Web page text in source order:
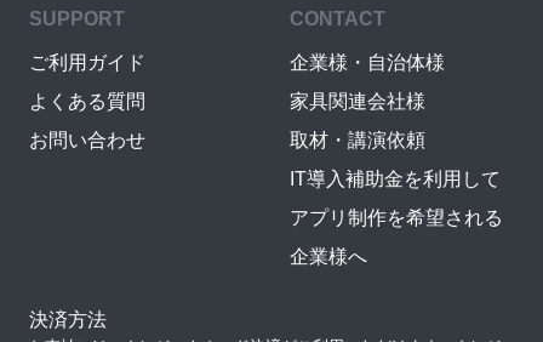
SUPPORT
ご利用ガイド
よくある質問
お問い合わせ
CONTACT
企業様・自治体様
家具関連会社様
取材・講演依頼
IT導入補助金を利用して
アプリ制作を希望される
企業様へ
決済方法